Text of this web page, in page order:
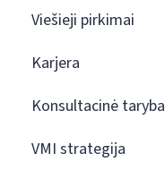
Viešieji pirkimai
Karjera
Konsultacinė taryba
VMI strategija